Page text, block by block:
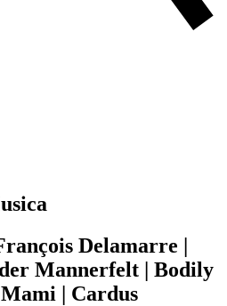
Delamarre |
Mannerfelt | Bodily
| Cardus